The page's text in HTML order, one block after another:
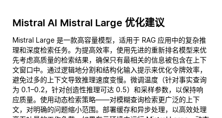
Mistral AI Mistral Large 优化建议
Mistral Large 是一款高容量模型，适用于 RAG 应用中的复杂推
理和深度检索任务。为提高效率，使用先进的重新排名模型来优
先考虑高质量的检索结果，确保只有最相关的信息被包含在上下
文窗口中。通过逻辑地分割和结构化输入提示来优化令牌效率，
避免过多的上下文导致推理速度变慢。微调温度（针对事实查询
为 0.1–0.2，针对创造性推理可达 0.5）和采样参数，以保持响
应质量。使用动态检索策略——对模糊查询检索更广泛的上下
文，对明确的问题缩小范围。部署缓存和异步处理，以高效处理